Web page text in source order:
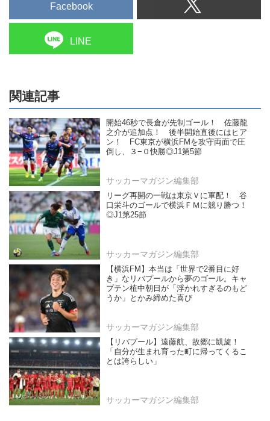
Facebook
LINE
関連記事
開始46秒で長倉が先制ゴール！ 佐藤龍
之介が追加点！ 後半開始直後にはヒア
ン！ FC東京が横浜FMを攻守両面で圧
倒し、３−０快勝◎J1第5節
サッカーマガジン編集部
リーグ再開の一戦は東京Ｖに軍配！ 谷
口栄斗のゴールで横浜ＦＭに競り勝つ！
◎J1第25節
サッカーマガジン編集部
【横浜FM】本当は「世界で2番目に好
き」なリバプールから夢のゴール。キャ
プテン植中朝日が「浮かれすぎるのもど
うか」とかみ締めた喜び
サッカーマガジン編集部
【リバプール】遠藤航、故郷に凱旋！
「自分が生まれ育った町に帰ってくるこ
とは誇らしい」
サッカーマガジン編集部